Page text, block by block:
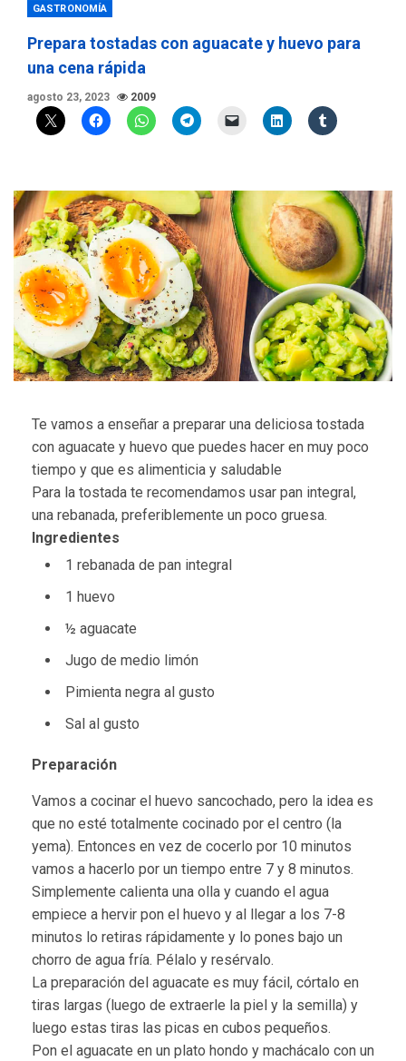
GASTRONOMÍA
Prepara tostadas con aguacate y huevo para
una cena rápida
agosto 23, 2023 2009
Te vamos a enseñar a preparar una deliciosa tostada
con aguacate y huevo que puedes hacer en muy poco
tiempo y que es alimenticia y saludable
Para la tostada te recomendamos usar pan integral,
una rebanada, preferiblemente un poco gruesa.
Ingredientes
1 rebanada de pan integral
1 huevo
½ aguacate
Jugo de medio limón
Pimienta negra al gusto
Sal al gusto
Preparación
Vamos a cocinar el huevo sancochado, pero la idea es
que no esté totalmente cocinado por el centro (la
yema). Entonces en vez de cocerlo por 10 minutos
vamos a hacerlo por un tiempo entre 7 y 8 minutos.
Simplemente calienta una olla y cuando el agua
empiece a hervir pon el huevo y al llegar a los 7-8
minutos lo retiras rápidamente y lo pones bajo un
chorro de agua fría. Pélalo y resérvalo.
La preparación del aguacate es muy fácil, córtalo en
tiras largas (luego de extraerle la piel y la semilla) y
luego estas tiras las picas en cubos pequeños.
Pon el aguacate en un plato hondo y machácalo con un